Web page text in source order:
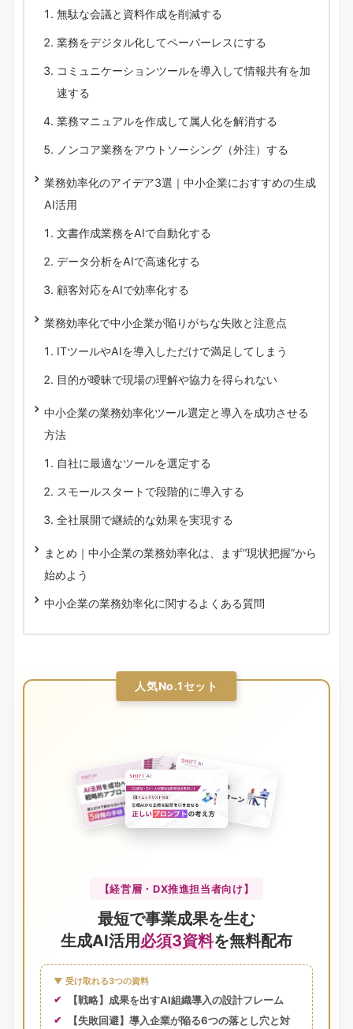
無駄な会議と資料作成を削減する
業務をデジタル化してペーパーレスにする
コミュニケーションツールを導入して情報共有を加
速する
業務マニュアルを作成して属人化を解消する
ノンコア業務をアウトソーシング（外注）する
業務効率化のアイデア3選｜中小企業におすすめの生成
AI活用
文書作成業務をAIで自動化する
データ分析をAIで高速化する
顧客対応をAIで効率化する
業務効率化で中小企業が陥りがちな失敗と注意点
ITツールやAIを導入しただけで満足してしまう
目的が曖昧で現場の理解や協力を得られない
中小企業の業務効率化ツール選定と導入を成功させる
方法
自社に最適なツールを選定する
スモールスタートで段階的に導入する
全社展開で継続的な効果を実現する
まとめ｜中小企業の業務効率化は、まず“現状把握”から
始めよう
中小企業の業務効率化に関するよくある質問
人気No.1セット
【経営層・DX推進担当者向け】
最短で事業成果を生む
生成AI活用必須3資料を無料配布
▼ 受け取れる3つの資料
【戦略】成果を出すAI組織導入の設計フレーム
【失敗回避】導入企業が陥る6つの落とし穴と対